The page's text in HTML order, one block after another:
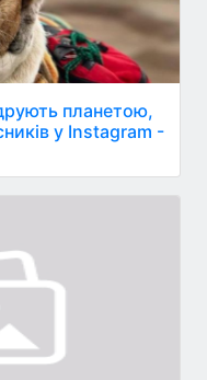
планетою,
у Instagram -